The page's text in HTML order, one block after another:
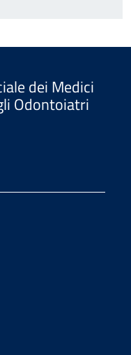
dei Medici
Odontoiatri